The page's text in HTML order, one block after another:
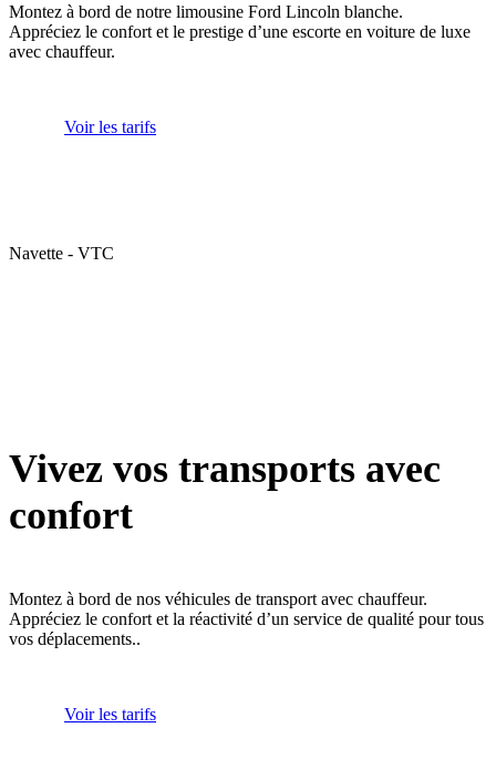
Montez à bord de notre limousine Ford Lincoln blanche.
Appréciez le confort et le prestige d’une escorte en voiture de luxe
avec chauffeur.
Voir les tarifs
Navette - VTC
Vivez vos transports avec
confort
Montez à bord de nos véhicules de transport avec chauffeur.
Appréciez le confort et la réactivité d’un service de qualité pour tous
vos déplacements..
Voir les tarifs